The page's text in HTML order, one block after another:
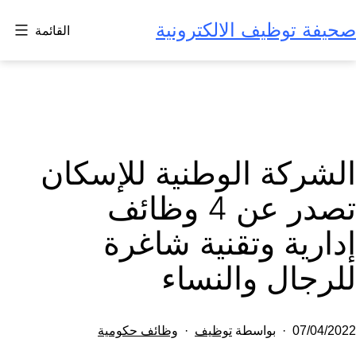
إلى
المحتوى
صحيفة توظيف الالكترونية القائمة
الشركة الوطنية للإسكان
تصدر عن 4 وظائف
إدارية وتقنية شاغرة
للرجال والنساء
تم
07/04/2022 بواسطة توظيف
مصنف
وظائف حكومية